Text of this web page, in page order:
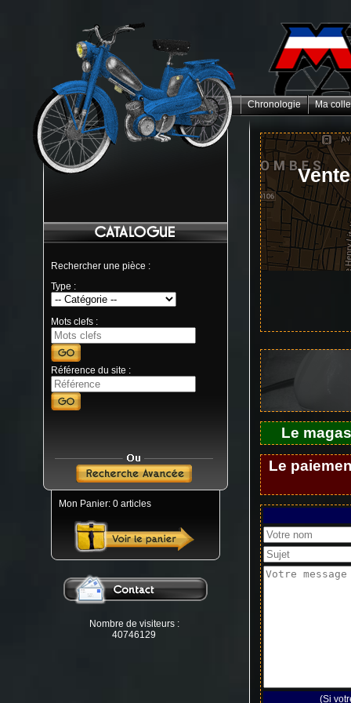
Rechercher une pièce :
Type :
Mots clefs :
Référence du site :
Mon Panier: 0 articles
Nombre de visiteurs :
40746129
Chronologie Ma
Le
Le
(Si